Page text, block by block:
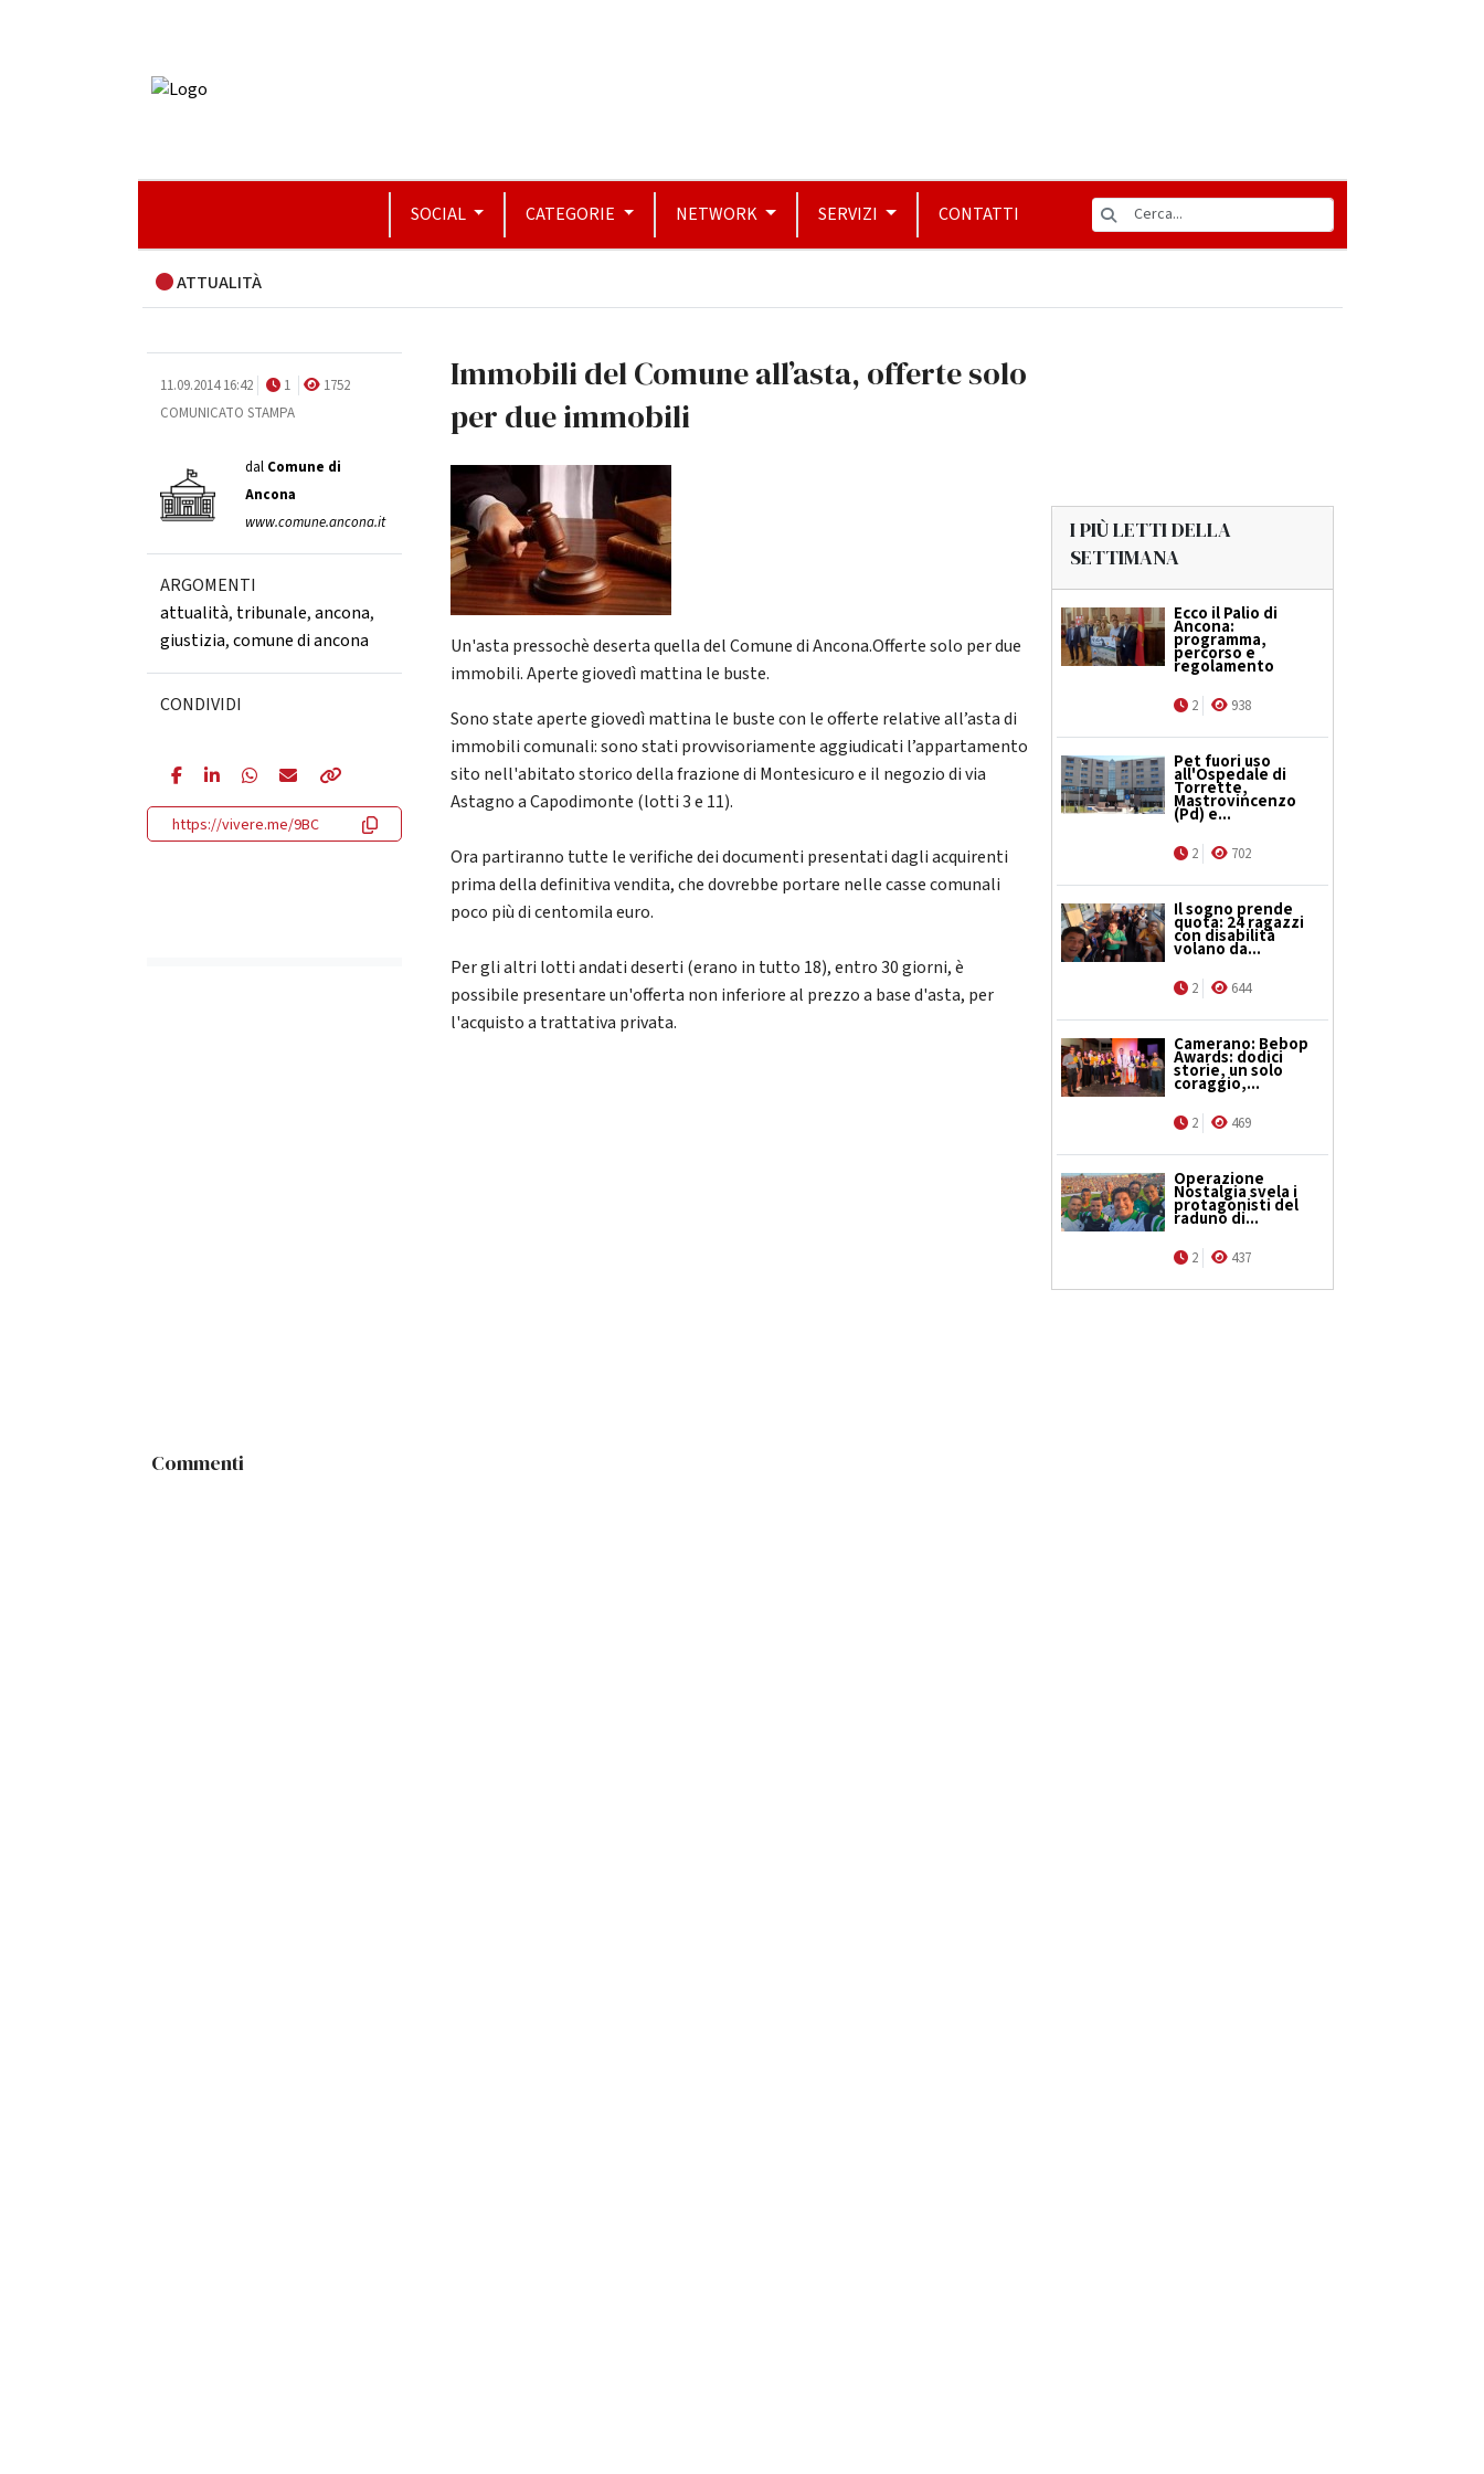
SOCIAL CATEGORIE NETWORK SERVIZI CONTATTI
ATTUALITÀ
11.09.2014 16:42 1
1752
COMUNICATO STAMPA
dal Comune di
Ancona
www.comune.ancona.it
ARGOMENTI
attualità, tribunale,ancona,
giustizia,comune di ancona
CONDIVIDI
https://vivere.me/9BC
Immobili del Comune all’asta, offerte solo
per due immobili
Un'asta pressochè deserta quella del Comune di Ancona.Offerte solo per due
immobili. Aperte giovedì mattina le buste.
Sono state aperte giovedì mattina le buste con le offerte relative all’asta di
immobili comunali: sono stati provvisoriamente aggiudicati l’appartamento
sito nell'abitato storico della frazione di Montesicuro e il negozio di via
Astagno a Capodimonte (lotti 3 e 11).
Ora partiranno tutte le verifiche dei documenti presentati dagli acquirenti
prima della definitiva vendita, che dovrebbe portare nelle casse comunali
poco più di centomila euro.
Per gli altri lotti andati deserti (erano in tutto 18), entro 30 giorni, è
possibile presentare un'offerta non inferiore al prezzo a base d'asta, per
l'acquisto a trattativa privata.
I PIÙ LETTI DELLA
SETTIMANA
Ecco il Palio di
Ancona:
programma,
percorso e
regolamento
2 938
Pet fuori uso
all'Ospedale di
Torrette,
Mastrovincenzo
(Pd) e...
2 702
Il sogno prende
quota: 24 ragazzi
con disabilità
volano da...
2 644
Camerano: Bebop
Awards: dodici
storie, un solo
coraggio,...
2 469
Operazione
Nostalgia svela i
protagonisti del
raduno di...
2 437
Commenti